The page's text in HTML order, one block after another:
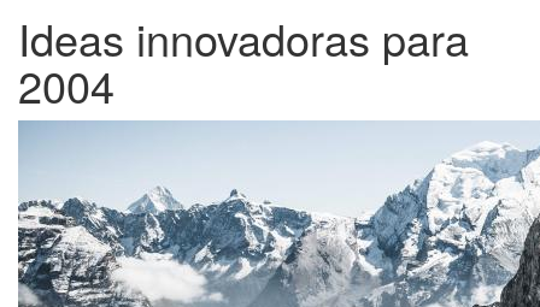
Ideas innovadoras para
2004